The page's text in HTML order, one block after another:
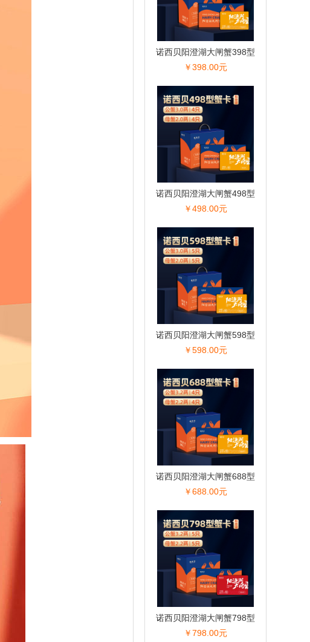
诺西贝阳澄湖大闸蟹398型
￥398.00元
诺西贝阳澄湖大闸蟹498型
￥498.00元
诺西贝阳澄湖大闸蟹598型
￥598.00元
诺西贝阳澄湖大闸蟹688型
￥688.00元
诺西贝阳澄湖大闸蟹798型
￥798.00元